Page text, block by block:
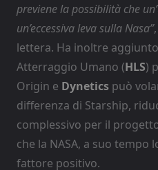
previene la possibilità che
un’eccessiva leva sulla Nasa”
lettera. Ha inoltre
Atterraggio Umano (HLS)
Origin e Dynetics può
differenza di Starship,
complessivo per il
che la NASA, a suo tempo
fattore positivo.